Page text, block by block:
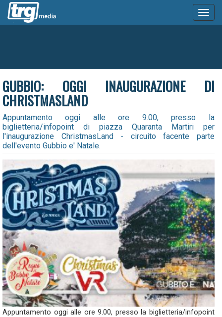
GUBBIO: OGGI INAUGURAZIONE DI
CHRISTMASLAND
Appuntamento oggi alle ore 9.00, presso la
biglietteria/infopoint di piazza Quaranta Martiri per
l'inaugurazione ChristmasLand - circuito facente parte
dell'evento Gubbio e' Natale.
Appuntamento oggi alle ore 9.00, presso la biglietteria/infopoint